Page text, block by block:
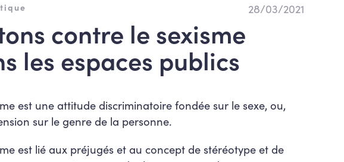
28/03/2021
contre le sexisme
les espaces publics
est une attitude discriminatoire fondée sur le sexe, ou,
sur le genre de la personne.
est lié aux préjugés et au concept de stéréotype et de